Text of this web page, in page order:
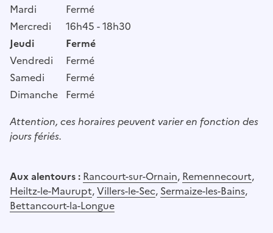
Mardi
Fermé
Mercredi
16h45 - 18h30
Jeudi
Fermé
Vendredi
Fermé
Samedi
Fermé
Dimanche Fermé
Attention, ces horaires peuvent varier en fonction des
jours fériés.
Aux alentours : Rancourt-sur-Ornain, Remennecourt,
Heiltz-le-Maurupt,Villers-le-Sec, Sermaize-les-Bains,
Bettancourt-la-Longue